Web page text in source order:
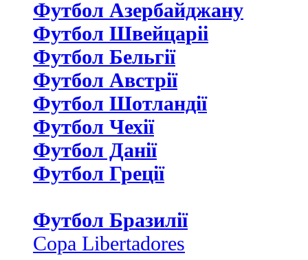
Футбол Азербайджану
Футбол Швейцаріі
Футбол Бельгії
Футбол Австрії
Футбол Шотландії
Футбол Чехії
Футбол Данії
Футбол Греції
Футбол Бразилії
Copa Libertadores